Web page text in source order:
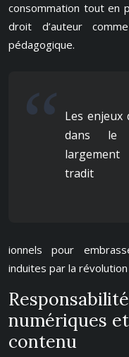
consommation tout en
droit d’auteur
pédagogique.
Les enjeux
dans le
tradit
ionnels pour
induites par la
numériques
contenu